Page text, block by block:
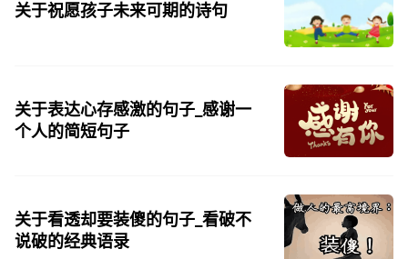
关于祝愿孩子未来可期的诗句
关于表达心存感激的句子_感谢一
个人的简短句子
关于看透却要装傻的句子_看破不
说破的经典语录